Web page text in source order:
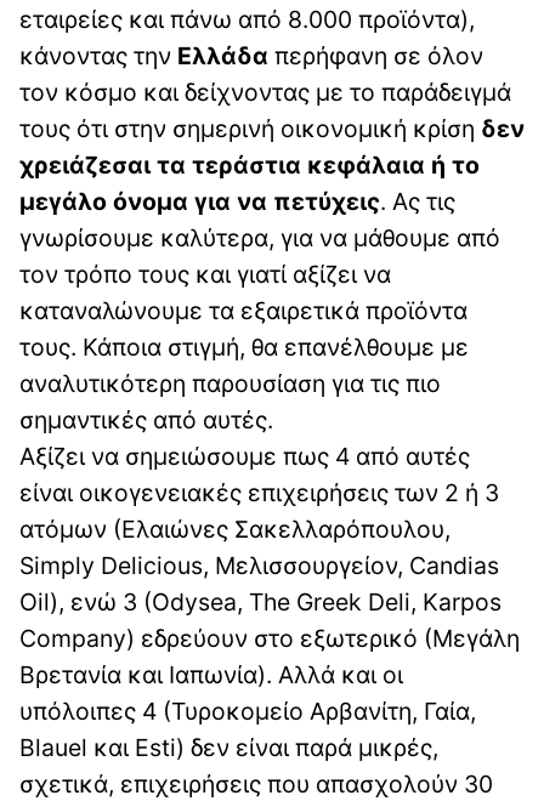
εταιρείες και πάνω από 8.000 προϊόντα),
κάνοντας την Ελλάδα περήφανη σε όλον
τον κόσμο και δείχνοντας με το παράδειγμά
τους ότι στην σημερινή οικονομική κρίση δεν
χρειάζεσαι τα τεράστια κεφάλαια ή το
μεγάλο όνομα για να πετύχεις. Ας τις
γνωρίσουμε καλύτερα, για να μάθουμε από
τον τρόπο τους και γιατί αξίζει να
καταναλώνουμε τα εξαιρετικά προϊόντα
τους. Κάποια στιγμή, θα επανέλθουμε με
αναλυτικότερη παρουσίαση για τις πιο
σημαντικές από αυτές.
Αξίζει να σημειώσουμε πως 4 από αυτές
είναι οικογενειακές επιχειρήσεις των 2 ή 3
ατόμων (Ελαιώνες Σακελλαρόπουλου,
Simply Delicious, Μελισσουργείον, Candias
Oil), ενώ 3 (Odysea, The Greek Deli, Karpos
Company) εδρεύουν στο εξωτερικό (Μεγάλη
Βρετανία και Ιαπωνία). Αλλά και οι
υπόλοιπες 4 (Τυροκομείο Αρβανίτη, Γαία,
Blauel και Esti) δεν είναι παρά μικρές,
σχετικά, επιχειρήσεις που απασχολούν 30